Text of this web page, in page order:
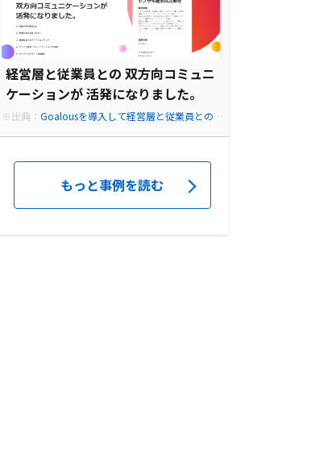
経営層と従業員との 双方向コミュニ
ケーションが 活発になりました。
※出典： Goalousを導入して経営層と従業員との
もっと事例を読む